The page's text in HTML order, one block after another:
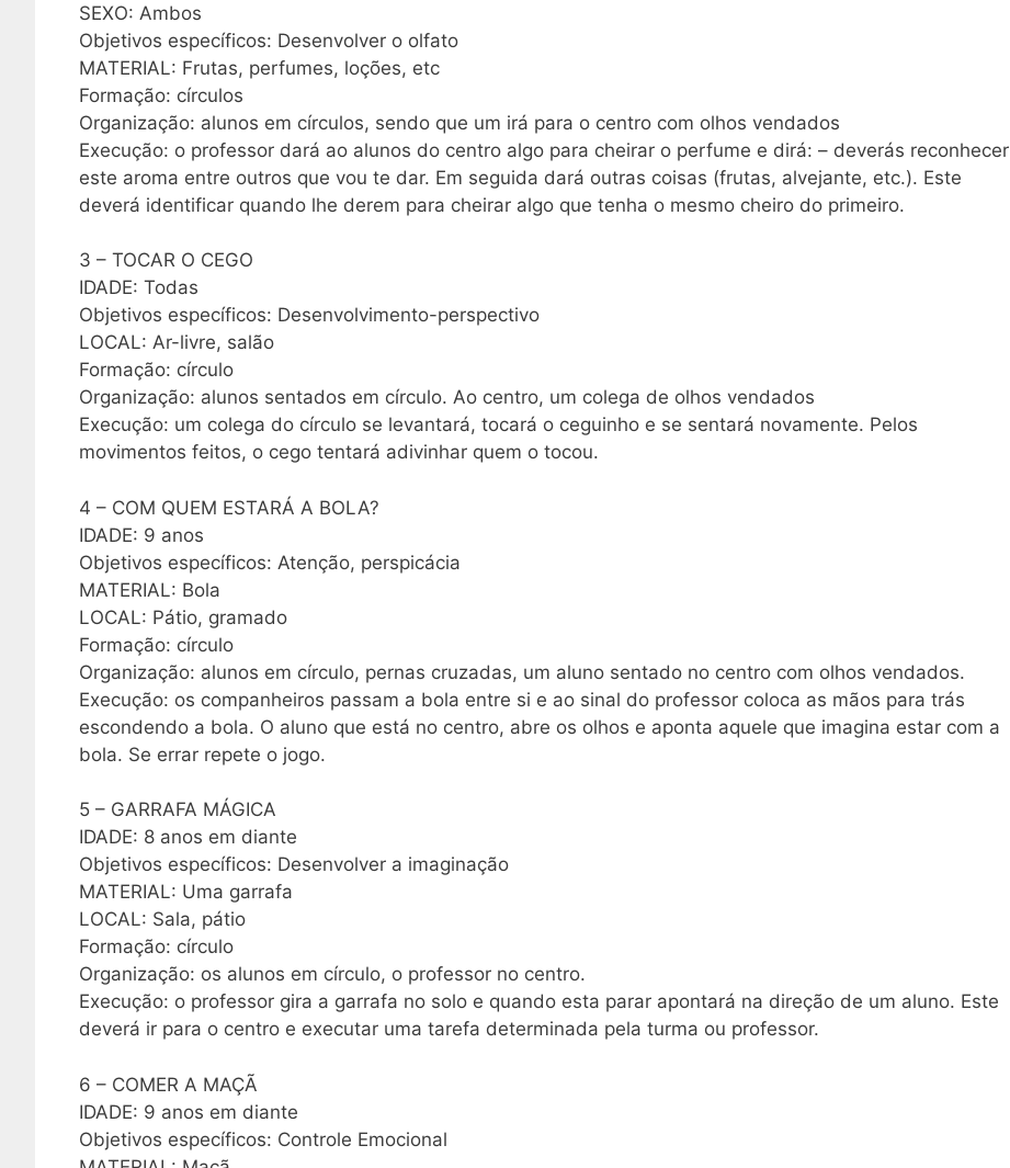
SEXO: Ambos
Objetivos específicos: Desenvolver o olfato
MATERIAL: Frutas, perfumes, loções, etc
Formação: círculos
Organização: alunos em círculos, sendo que um irá para o centro com olhos vendados
Execução: o professor dará ao alunos do centro algo para cheirar o perfume e dirá: – deverás reconhecer
este aroma entre outros que vou te dar. Em seguida dará outras coisas (frutas, alvejante, etc.). Este
deverá identificar quando lhe derem para cheirar algo que tenha o mesmo cheiro do primeiro.
3 – TOCAR O CEGO
IDADE: Todas
Objetivos específicos: Desenvolvimento-perspectivo
LOCAL: Ar-livre, salão
Formação: círculo
Organização: alunos sentados em círculo. Ao centro, um colega de olhos vendados
Execução: um colega do círculo se levantará, tocará o ceguinho e se sentará novamente. Pelos
movimentos feitos, o cego tentará adivinhar quem o tocou.
4 – COM QUEM ESTARÁ A BOLA?
IDADE: 9 anos
Objetivos específicos: Atenção, perspicácia
MATERIAL: Bola
LOCAL: Pátio, gramado
Formação: círculo
Organização: alunos em círculo, pernas cruzadas, um aluno sentado no centro com olhos vendados.
Execução: os companheiros passam a bola entre si e ao sinal do professor coloca as mãos para trás
escondendo a bola. O aluno que está no centro, abre os olhos e aponta aquele que imagina estar com a
bola. Se errar repete o jogo.
5 – GARRAFA MÁGICA
IDADE: 8 anos em diante
Objetivos específicos: Desenvolver a imaginação
MATERIAL: Uma garrafa
LOCAL: Sala, pátio
Formação: círculo
Organização: os alunos em círculo, o professor no centro.
Execução: o professor gira a garrafa no solo e quando esta parar apontará na direção de um aluno. Este
deverá ir para o centro e executar uma tarefa determinada pela turma ou professor.
6 – COMER A MAÇÃ
IDADE: 9 anos em diante
Objetivos específicos: Controle Emocional